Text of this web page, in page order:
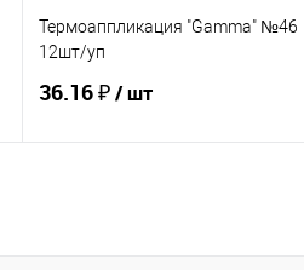
Термоаппликация "Gamma" №46
12шт/уп
36.16 ₽/ шт
В избранное